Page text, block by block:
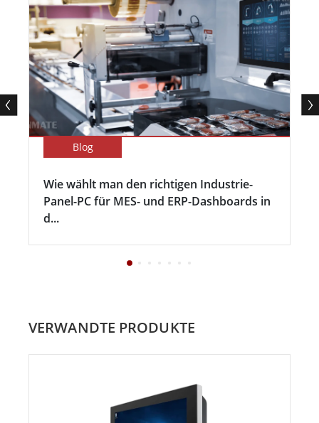
Blog
Wie wählt man den richtigen Industrie-
Panel-PC für MES- und ERP-Dashboards in
d...
VERWANDTE PRODUKTE